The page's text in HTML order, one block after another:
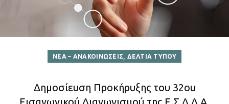
ΝΕΑ – ΑΝΑΚΟΙΝΩΣΕΙΣ,ΔΕΛΤΙΑ ΤΥΠΟΥ
Δημοσίευση Προκήρυξης του 32ου